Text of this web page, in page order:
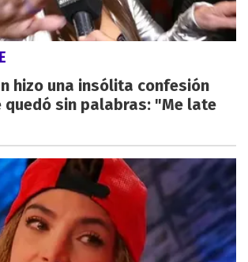
hizo una insólita confesión
quedó sin palabras: "Me late